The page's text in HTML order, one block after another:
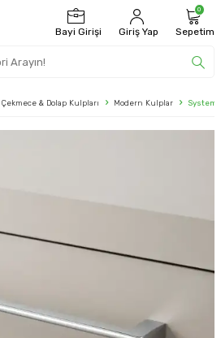
Bayi Girişi Giriş Yap
0
Sepetim
Çekmece & Dolap Kulpları Modern Kulplar System